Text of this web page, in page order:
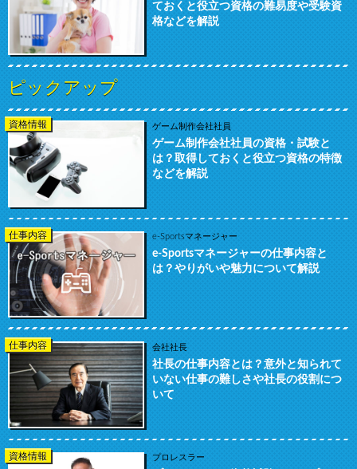
ておくと役立つ資格の難易度や受験資
格などを解説
ピックアップ
資格情報 ゲーム制作会社社員
ゲーム制作会社社員の資格・試験と
は？取得しておくと役立つ資格の特徴
などを解説
仕事内容 e-Sportsマネージャー
e-Sportsマネージャーの仕事内容と
は？やりがいや魅力について解説
仕事内容 会社社長
社長の仕事内容とは？意外と知られて
いない仕事の難しさや社長の役割につ
いて
資格情報 プロレスラー